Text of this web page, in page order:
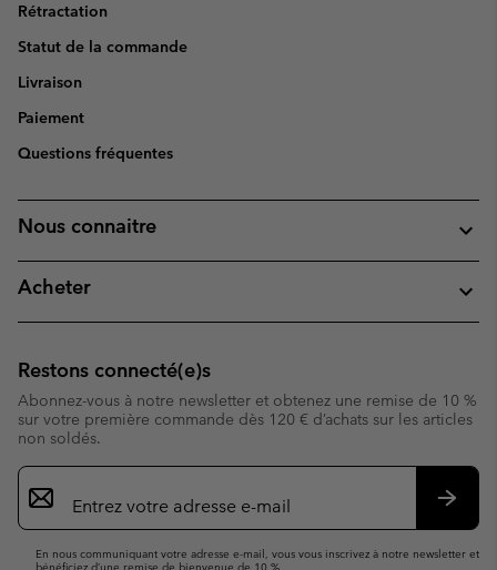
Rétractation
Statut de la commande
Livraison
Paiement
Questions fréquentes
Nous connaitre
Acheter
Restons connecté(e)s
Abonnez-vous à notre newsletter et obtenez une remise de 10 %
sur votre première commande dès 120 € d’achats sur les articles
non soldés.
Inscription
par
e-
En nous communiquant votre adresse e-mail, vous vous inscrivez à notre newsletter et